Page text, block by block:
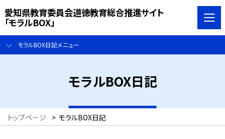
愛知県教育委員会道徳教育総合推進サイト
「モラルBOX」
モラルBOX日記メニュー
モラルBOX日記
トップページ > モラルBOX日記